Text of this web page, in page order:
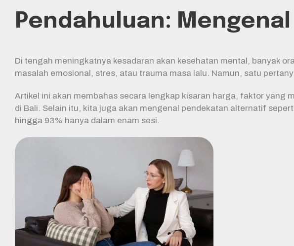
Pendahuluan:
Di tengah meningkatnya kesadaran akan kesehatan mental, banyak
masalah emosional, stres, atau trauma masa lalu. Namun, satu
Artikel ini akan membahas secara lengkap kisaran harga, faktor yang
di Bali. Selain itu, kita juga akan mengenal pendekatan alternatif
hingga 93% hanya dalam enam sesi.